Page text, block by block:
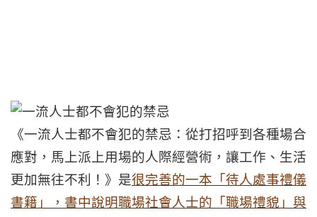
《一流人士都不會犯的禁忌： 從打招呼到各種場合
應對，馬上派上用場的人際經營術，讓工作、生活
更加無往不利！》是很完善的一本「待人處事禮儀
書籍」，書中說明職場社會人士的「職場禮貌」與